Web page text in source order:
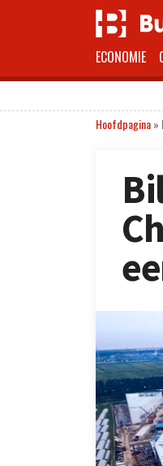
ECONOMIE
Hoofdpagina»